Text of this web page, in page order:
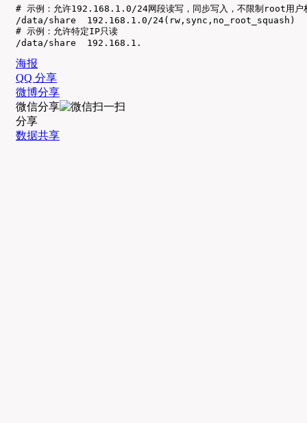
# 示例：允许192.168.1.0/24网段读写，同步写入，不限制root用户
/data/share  192.168.1.0/24(rw,sync,no_root_squash)
# 示例：允许特定IP只读
/data/share  192.168.1.
海报
QQ 分享
微博分享
微信分享
分享
数据共享